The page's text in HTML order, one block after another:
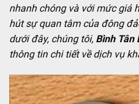
nhanh chóng và với mức giá
hút sự quan tâm của đông
dưới đây, chúng tôi, Bình Tân
thông tin chi tiết về dịch vụ